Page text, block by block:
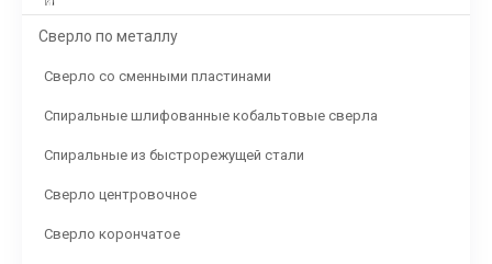
Сверло по металлу
Сверло со сменными пластинами
Спиральные шлифованные кобальтовые сверла
Спиральные из быстрорежущей стали
Сверло центровочное
Сверло корончатое